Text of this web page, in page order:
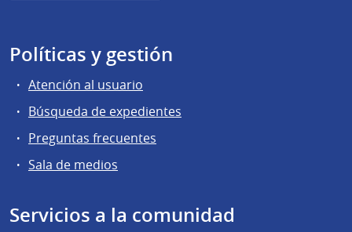
Políticas y gestión
Atención al usuario
Búsqueda de expedientes
Preguntas frecuentes
Sala de medios
Servicios a la comunidad